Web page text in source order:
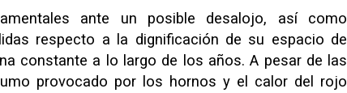
ante un posible desalojo, así como
respecto a la dignificación de su espacio de
constante a lo largo de los años. A pesar de las
provocado por los hornos y el calor del rojo